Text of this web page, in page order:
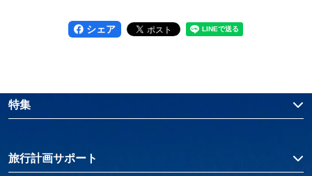
シェア
特集
旅行計画サポート